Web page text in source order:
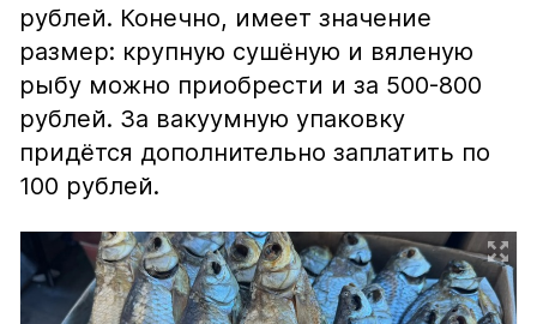
рублей. Конечно, имеет значение
размер: крупную сушёную и вяленую
рыбу можно приобрести и за 500-800
рублей. За вакуумную упаковку
придётся дополнительно заплатить по
100 рублей.